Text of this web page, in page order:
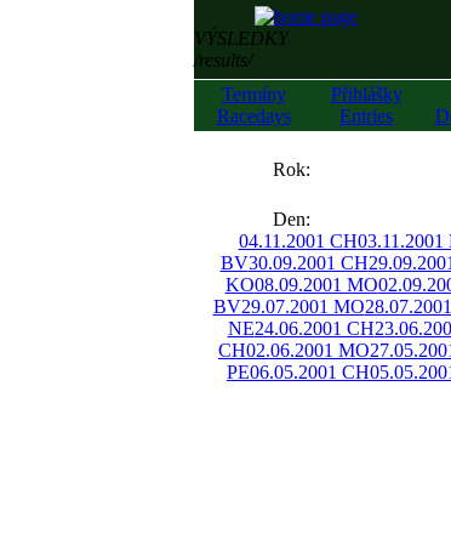
VÝSLEDKY
/results/
Termíny
Racedays
Přihlášky
Entries
Rok:
Den:
04.11.2001 CH03.11.2001
BV30.09.2001 CH
KO08.09.2001 MO
BV29.07.2001 MO
NE24.06.2001 CH
CH02.06.2001 MO
PE06.05.2001 CH